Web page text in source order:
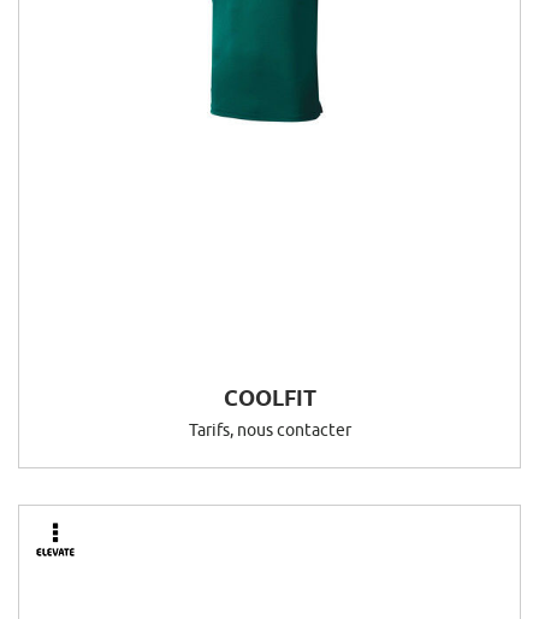
COOLFIT
Tarifs, nous contacter